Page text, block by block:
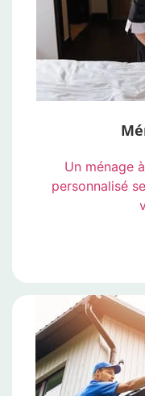
Un ménage
personnalisé